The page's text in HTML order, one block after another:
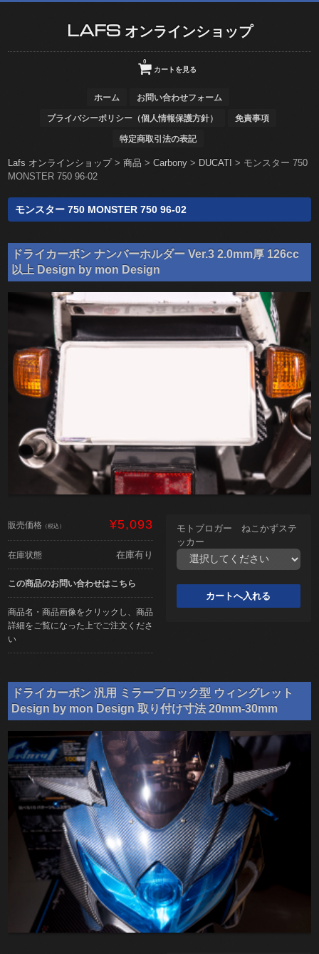
LAFS オンラインショップ
カートを見る
0
ホーム お問い合わせフォーム
プライバシーポリシー（個人情報保護方針） 免責事項
特定商取引法の表記
Lafs オンラインショップ>商品 >Carbony > DUCATI > モンスター 750
MONSTER 750 96-02
モンスター 750 MONSTER 750 96-02
ドライカーボン ナンバーホルダー Ver.3 2.0mm厚 126cc
以上 Design by mon Design
販売価格 （税込） ¥5,093
在庫状態 在庫有り
この商品のお問い合わせはこちら
商品名・商品画像をクリックし、商品
詳細をご覧になった上でご注文くださ
い
モトブロガー ねこかずステ
ッカー
ドライカーボン 汎用 ミラーブロック型 ウィングレット
Design by mon Design 取り付け寸法 20mm-30mm